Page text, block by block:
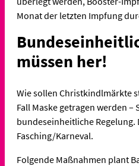
Monat der letzten Impfung
müssen her!
Wie sollen Christkindlmärkte
Fall Maske getragen werden
bundeseinheitliche Regelung.
Fasching/Karneval.
Folgende Maßnahmen plant